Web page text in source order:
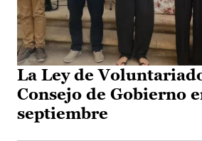
La Ley de
Consejo de Gobierno
septiembre